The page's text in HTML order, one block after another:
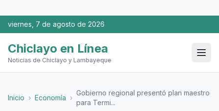
viernes, 7 de agosto de 2026
Chiclayo en Línea
Noticias de Chiclayo y Lambayeque
Inicio › Economía ›
Gobierno regional presentó plan maestro
para Termi...